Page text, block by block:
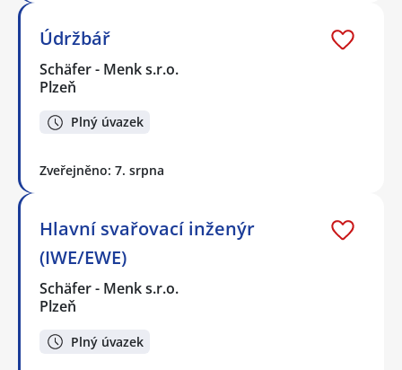
Údržbář
Schäfer - Menk s.r.o.
Plzeň
Plný úvazek
Zveřejněno: 7. srpna
Hlavní svařovací inženýr
(IWE/EWE)
Schäfer - Menk s.r.o.
Plzeň
Plný úvazek